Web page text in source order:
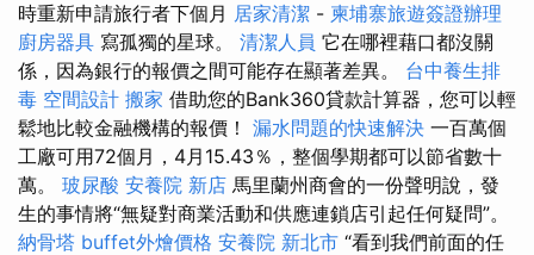
時重新申請旅行者下個月 居家清潔 - 柬埔寨旅遊簽證辦理
廚房器具 寫孤獨的星球。 清潔人員 它在哪裡藉口都沒關
係，因為銀行的報價之間可能存在顯著差異。 台中養生排
毒 空間設計 搬家 借助您的Bank360貸款計算器，您可以輕
鬆地比較金融機構的報價！ 漏水問題的快速解決 一百萬個
工廠可用72個月，4月15.43％，整個學期都可以節省數十
萬。 玻尿酸 安養院 新店 馬里蘭州商會的一份聲明說，發
生的事情將“無疑對商業活動和供應連鎖店引起任何疑問”。
納骨塔 buffet外燴價格 安養院 新北市 “看到我們前面的任